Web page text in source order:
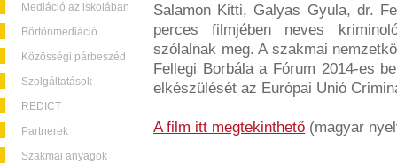
Mediáció az iskolában
Börtönmediáció
Közösségi párbeszéd
Szolgáltatások
REDICT
Partnerek
Szakmai anyagok
Salamon Kitti, Galyas Gyula, dr.
perces filmjében neves
szólalnak meg. A szakmai
Fellegi Borbála a Fórum 2014-es
elkészülését az Európai Unió
A film itt megtekinthető (magyar